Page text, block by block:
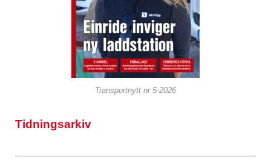
Transportnytt nr 5-2026
Tidningsarkiv